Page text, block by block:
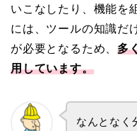
いこなしたり、機能を
には、ツールの知識だ
が必要となるため、多
用しています。
なんとなく